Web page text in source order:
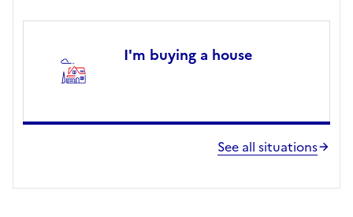
I'm buying a house
See all situations